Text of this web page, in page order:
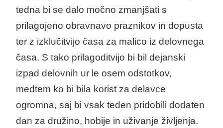
tedna bi se dalo močno zmanjšati s
prilagojeno obravnavo praznikov in dopusta
ter z izklučitvijo časa za malico iz delovnega
časa. S tako prilagoditvijo bi bil dejanski
izpad delovnih ur le osem odstotkov,
medtem ko bi bila korist za delavce
ogromna, saj bi vsak teden pridobili dodaten
dan za družino, hobije in uživanje življenja.